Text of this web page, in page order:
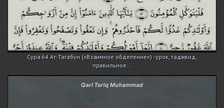
Сура 64 Ат-Тагабун («Взаимное обделение») - урок, таджвид,
правильное...